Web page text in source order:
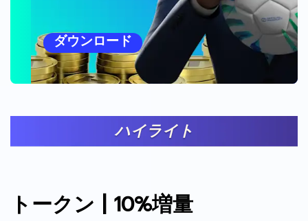
ダウンロード
ハイライト
トークン | 10%増量